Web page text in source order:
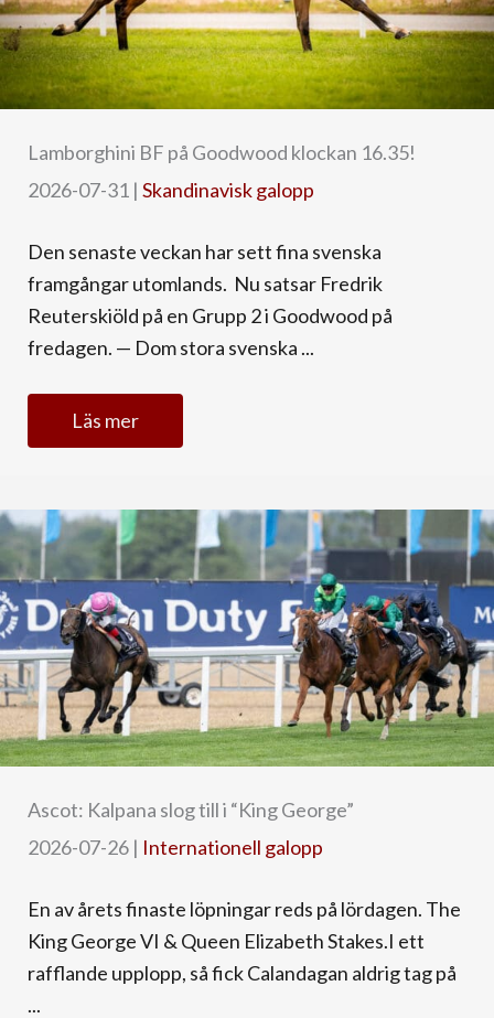
Lamborghini BF på Goodwood klockan 16.35!
2026-07-31 | Skandinavisk galopp
Den senaste veckan har sett fina svenska
framgångar utomlands. Nu satsar Fredrik
Reuterskiöld på en Grupp 2 i Goodwood på
fredagen. — Dom stora svenska ...
Läs mer
Ascot: Kalpana slog till i “King George”
2026-07-26 | Internationell galopp
En av årets finaste löpningar reds på lördagen. The
King George VI & Queen Elizabeth Stakes.I ett
rafflande upplopp, så fick Calandagan aldrig tag på
...